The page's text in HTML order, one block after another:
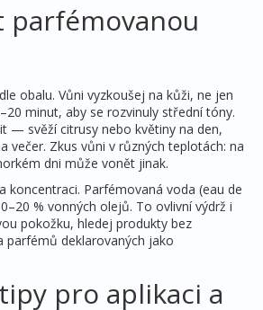
parfémovanou
obalu. Vůni vyzkoušej na kůži, ne jen
minut, aby se rozvinuly střední tóny.
— svěží citrusy nebo květiny na den,
večer. Zkus vůni v různých teplotách: na
dni může vonět jinak.
koncentraci. Parfémovaná voda (eau de
% vonných olejů. To ovlivní výdrž i
pokožku, hledej produkty bez
parfémů deklarovaných jako
pro aplikaci a